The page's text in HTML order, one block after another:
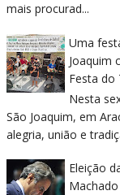
mais procurad...
Uma
Joaquim
Festa do
Nesta
São Joaquim, em
alegria, união e
Eleição